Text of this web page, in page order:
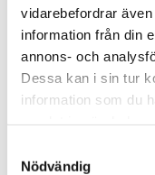
vidarebefordrar
information från din
annons- och
Dessa kan i sin tur
information som du
Nödvändig
Artikelnr
Format
Typ/Produkt
Smak